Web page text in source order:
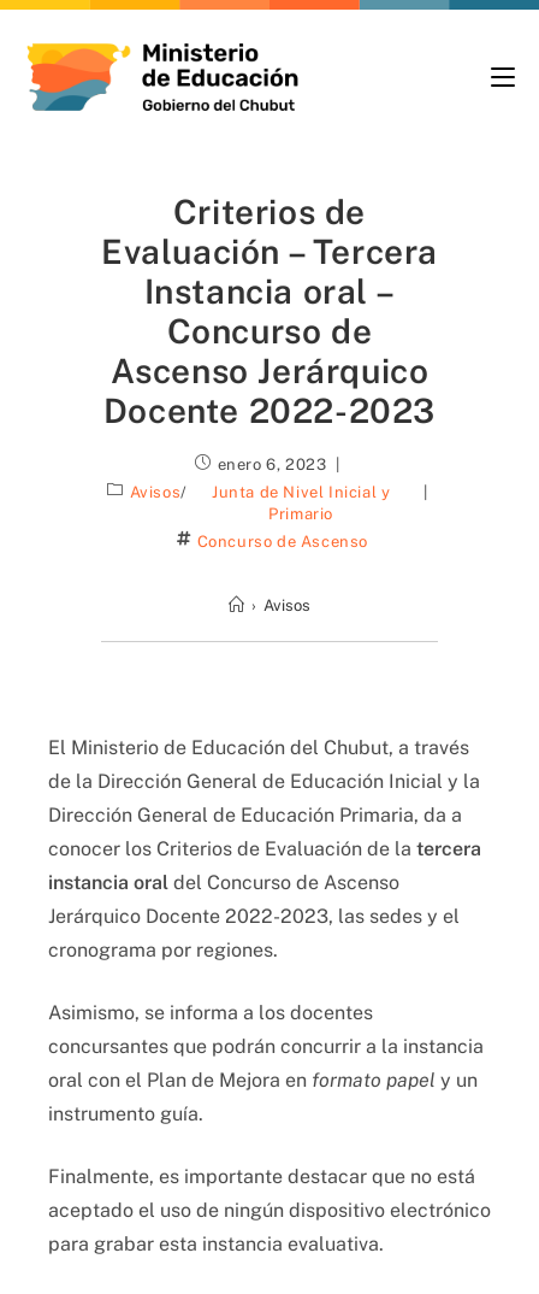
Criterios de
Evaluación – Tercera
Instancia oral –
Concurso de
Ascenso Jerárquico
Docente 2022-2023
enero 6, 2023
Avisos/
Junta de Nivel Inicial y
Primario
Concurso de Ascenso
› Avisos
El Ministerio de Educación del Chubut, a través
de la Dirección General de Educación Inicial y la
Dirección General de Educación Primaria, da a
conocer los Criterios de Evaluación de la tercera
instancia oral del Concurso de Ascenso
Jerárquico Docente 2022-2023, las sedes y el
cronograma por regiones.
Asimismo, se informa a los docentes
concursantes que podrán concurrir a la instancia
oral con el Plan de Mejora en formato papel y un
instrumento guía.
Finalmente, es importante destacar que no está
aceptado el uso de ningún dispositivo electrónico
para grabar esta instancia evaluativa.